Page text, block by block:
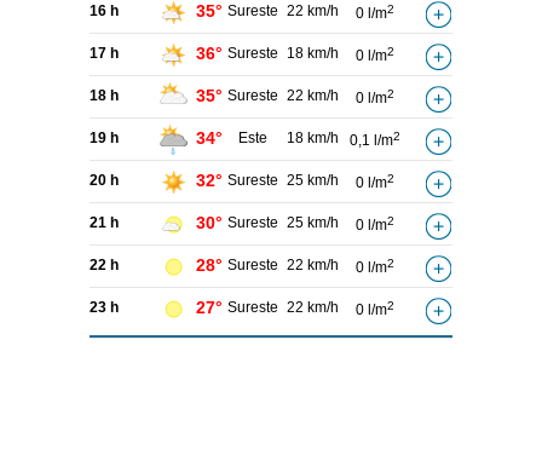
16 h 35° Sureste 22 km/h 0 l/m2
17 h 36° Sureste 18 km/h 0 l/m2
18 h 35° Sureste 22 km/h 0 l/m2
19 h 34° Este 18 km/h 0,1 l/m2
20 h 32° Sureste 25 km/h 0 l/m2
21 h 30° Sureste 25 km/h 0 l/m2
22 h 28° Sureste 22 km/h 0 l/m2
23 h 27° Sureste 22 km/h 0 l/m2